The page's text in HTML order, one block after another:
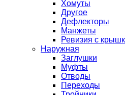
Хомуты
Другое
Дефлекторы
Манжеты
Ревизия с
Наружная
Заглушки
Муфты
Отводы
Переходы